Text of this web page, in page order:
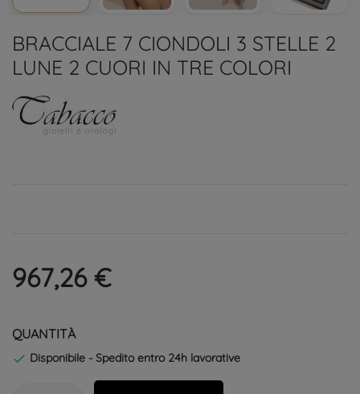
BRACCIALE 7 CIONDOLI 3 STELLE 2
LUNE 2 CUORI IN TRE COLORI
967,26 €
QUANTITÀ
 Disponibile - Spedito entro 24h lavorative